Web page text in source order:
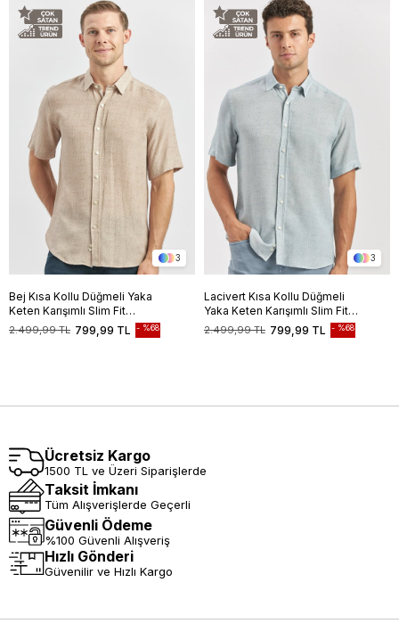
3
Bej Kısa Kollu Düğmeli Yaka
Keten Karışımlı Slim Fit
Gömlek 1004240242
799,99 TL
2.499,99 TL %68
3
Lacivert Kısa Kollu Düğmeli
Yaka Keten Karışımlı Slim Fit
Gömlek 1004240242
799,99 TL
2.499,99 TL %68
Ücretsiz Kargo
1500 TL ve Üzeri Siparişlerde
Taksit İmkanı
Tüm Alışverişlerde Geçerli
Güvenli Ödeme
%100 Güvenli Alışveriş
Hızlı Gönderi
Güvenilir ve Hızlı Kargo